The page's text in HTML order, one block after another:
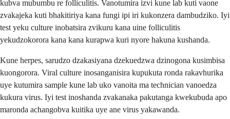
kubva mubumbu re folliculitis. Vanotumira izvi kune lab kuti vaone
zvakajeka kuti bhakitiriya kana fungi ipi iri kukonzera dambudziko. Iyi
test yeku culture inobatsira zvikuru kana uine folliculitis
yekudzokorora kana kana kurapwa kuri nyore hakuna kushanda.
Kune herpes, sarudzo dzakasiyana dzekuedzwa dzinogona kusimbisa
kuongorora. Viral culture inosanganisira kupukuta ronda rakavhurika
uye kutumira sample kune lab uko vanoita ma technician vanoedza
kukura virus. Iyi test inoshanda zvakanaka pakutanga kwekubuda apo
maronda achangobva kuitika uye ane virus yakawanda.